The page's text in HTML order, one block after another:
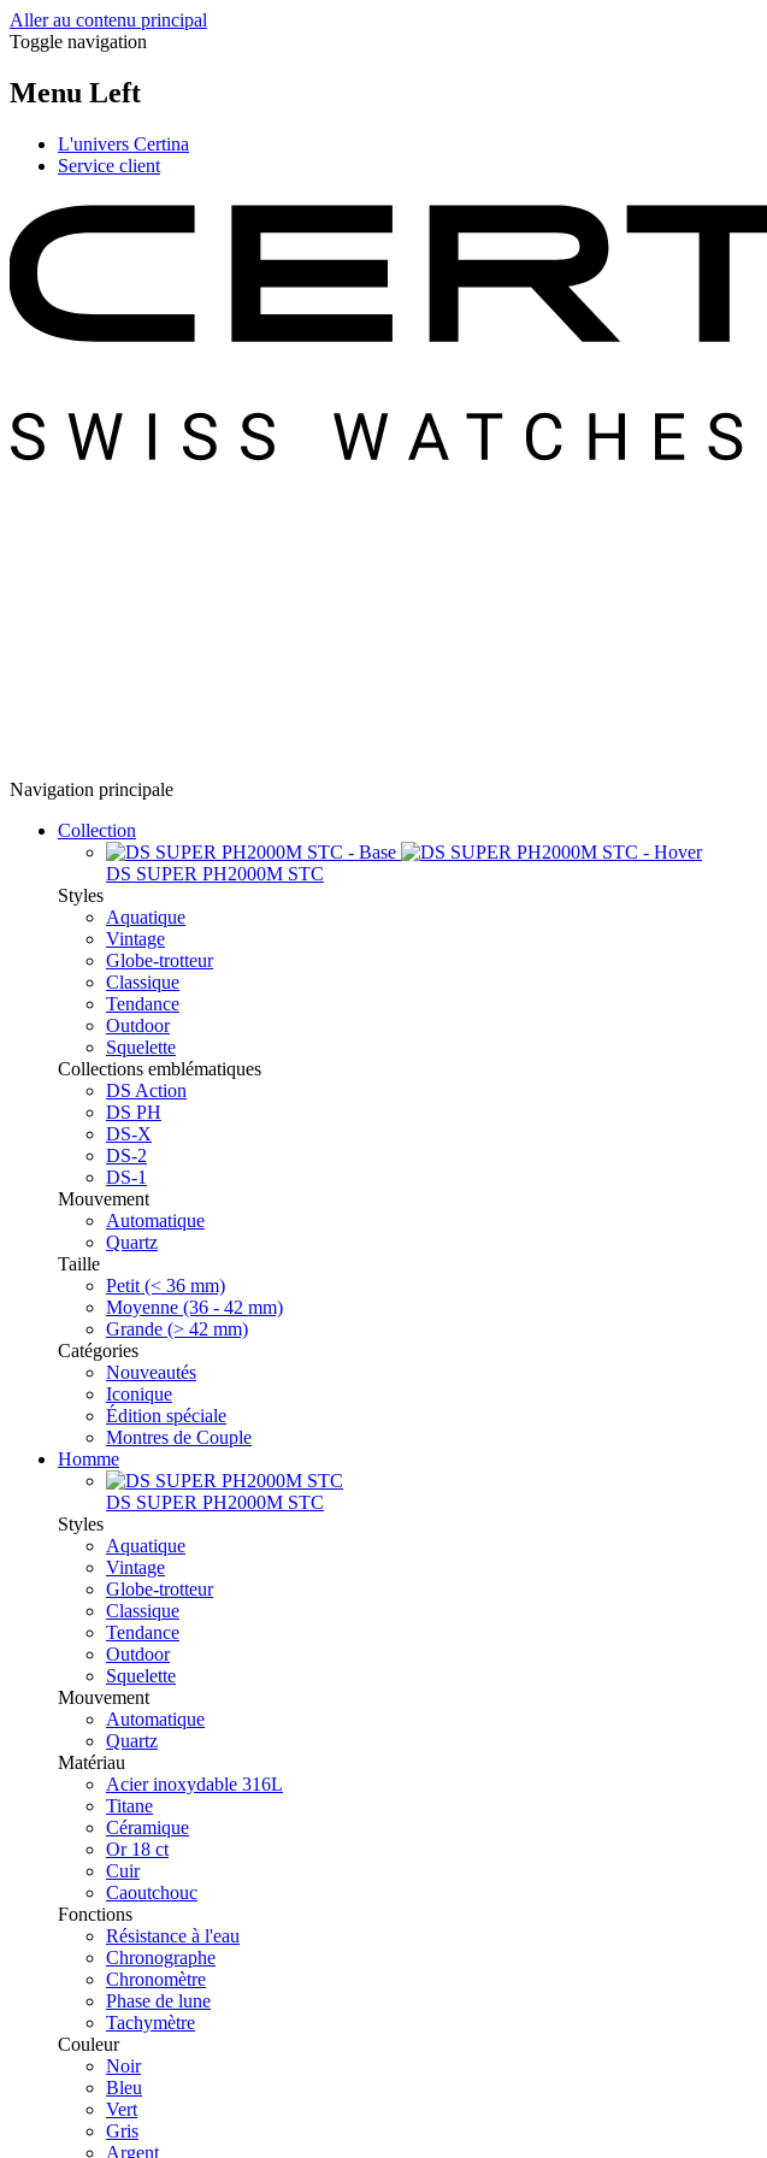
Aller au contenu principal
Toggle navigation
Menu Left
L'univers Certina
Service client
Navigation principale
Collection
DS SUPER PH2000M STC
Styles
Aquatique
Vintage
Globe-trotteur
Classique
Tendance
Outdoor
Squelette
Collections emblématiques
DS Action
DS PH
DS-X
DS-2
DS-1
Mouvement
Automatique
Quartz
Taille
Petit (< 36 mm)
Moyenne (36 - 42 mm)
Grande (> 42 mm)
Catégories
Nouveautés
Iconique
Édition spéciale
Montres de Couple
Homme
DS SUPER PH2000M STC
Styles
Aquatique
Vintage
Globe-trotteur
Classique
Tendance
Outdoor
Squelette
Mouvement
Automatique
Quartz
Matériau
Acier inoxydable 316L
Titane
Céramique
Or 18 ct
Cuir
Caoutchouc
Fonctions
Résistance à l'eau
Chronographe
Chronomètre
Phase de lune
Tachymètre
Couleur
Noir
Bleu
Vert
Gris
Argent